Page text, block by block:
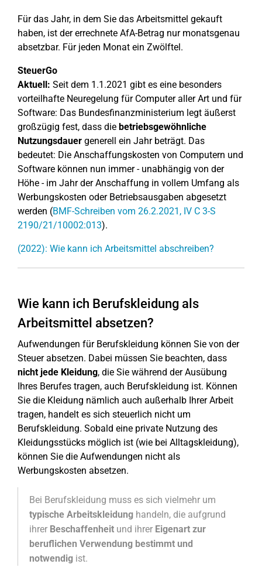
Für das Jahr, in dem Sie das Arbeitsmittel gekauft
haben, ist der errechnete AfA-Betrag nur monatsgenau
absetzbar. Für jeden Monat ein Zwölftel.
SteuerGo
Aktuell: Seit dem 1.1.2021 gibt es eine besonders
vorteilhafte Neuregelung für Computer aller Art und für
Software: Das Bundesfinanzministerium legt äußerst
großzügig fest, dass die betriebsgewöhnliche
Nutzungsdauer generell ein Jahr beträgt. Das
bedeutet: Die Anschaffungskosten von Computern und
Software können nun immer - unabhängig von der
Höhe - im Jahr der Anschaffung in vollem Umfang als
Werbungskosten oder Betriebsausgaben abgesetzt
werden (BMF-Schreiben vom 26.2.2021, IV C 3-S
2190/21/10002:013).
(2022): Wie kann ich Arbeitsmittel abschreiben?
Wie kann ich Berufskleidung als
Arbeitsmittel absetzen?
Aufwendungen für Berufskleidung können Sie von der
Steuer absetzen. Dabei müssen Sie beachten, dass
nicht jede Kleidung, die Sie während der Ausübung
Ihres Berufes tragen, auch Berufskleidung ist. Können
Sie die Kleidung nämlich auch außerhalb Ihrer Arbeit
tragen, handelt es sich steuerlich nicht um
Berufskleidung. Sobald eine private Nutzung des
Kleidungsstücks möglich ist (wie bei Alltagskleidung),
können Sie die Aufwendungen nicht als
Werbungskosten absetzen.
Bei Berufskleidung muss es sich vielmehr um
typische Arbeitskleidung handeln, die aufgrund
ihrer Beschaffenheit und ihrer Eigenart zur
beruflichen Verwendung bestimmt und
notwendig ist.